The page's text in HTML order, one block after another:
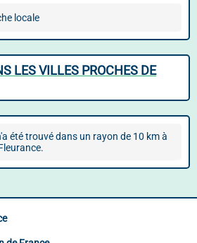
locale
LES VILLES PROCHES DE
été trouvé dans un rayon de 10 km à